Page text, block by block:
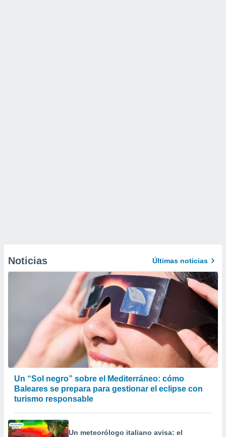
Noticias Últimas noticias
Un “Sol negro” sobre el Mediterráneo: cómo
Baleares se prepara para gestionar el eclipse con
turismo responsable
Un meteorólogo italiano avisa: el